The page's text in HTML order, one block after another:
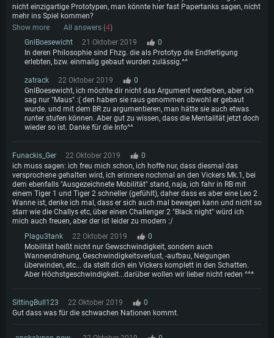
nicht einzigartige Prototypen, man könnte hier fast Papertanks sagen, nicht
mehr ins Spiel kommen?
Show more
All answers (4)
GnlBoesewicht
21 Oktober 2019
0
In deren Philosophie sind Fhzg. die als Prototyp die Endfertigung
erlebten, bzw. einmalig gebaut wurden zulässig.^^
zatrack 22 Oktober 2019
0
GnlBoesewicht, ich möchte dir nicht das Argument verderben, aber ich
sag nur "Maus" :( den haben sie raus genommen obwohl er gebaut
wurde. und mit dem BR zu argumentieren, man hätte sie auch etwas
runter stufen können. Aber gut zu wissen, dass die Mentalität jetzt doch
wieder so ist. Danke für die Info^^
Funackis_Ger 22 Oktober 2019
0
ich muss sagen: ich freu mich schon, ich hoffe nur, dass diesmal das
versprochene gehalten wird, ich erinnere nochmal an den Vickers Mk.1, bei
dem ebenfalls "Ausgezeichnete Mobilität" stand, naja, ich fahr in RB mit
einem Tiger 1 und Tiger 2 schneller (gefühlt), daher dass es aber eine Leo 2
Wanne ist, denke ich mal, dass er sich auch mal bewegen kann und nicht so
starr wie die Challys etc, über einen Challenger 2 "Black night" würd ich
mich auch freuen, aber der ist leider zu modern :/
Plagu3tank
22 Oktober 2019
0
Mobilität heißt nicht nur Gewschwindigkeit, sondern auch
Wannendrehung, Geschwindigkeitsverlust, -aufbau, Neigungen
überwinden, etc... da stellt dich ein Vickers komplett in den Schatten.
Aber Höchstgeschwindigkeit...darüber wollen wir lieber nicht reden ^^*
SittingBull123 22 Oktober 2019
0
Gut dass was für die schwachen Nationen kommt.